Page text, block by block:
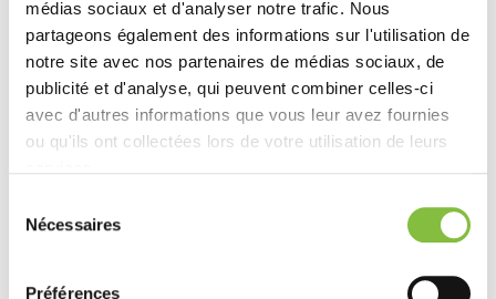
médias sociaux et d'analyser notre trafic. Nous
partageons également des informations sur l'utilisation de
notre site avec nos partenaires de médias sociaux, de
publicité et d'analyse, qui peuvent combiner celles-ci
avec d'autres informations que vous leur avez fournies
ou qu'ils ont collectées lors de votre utilisation de leurs
Nécessaires
Préférences
concernant la
navigation et
le
comportement
de l'utilisateur
est utilisé
pour compiler
statistiques et